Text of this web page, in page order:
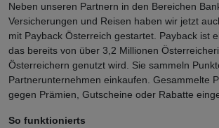
Neben unseren Partnern in den Bereichen
Versicherungen und Reisen haben wir jetzt
mit Payback Österreich gestartet. Payback ist
das bereits von über 3,2 Millionen
Österreichern genutzt wird. Sie sammeln
Partnerunternehmen einkaufen. Gesammelte
gegen Prämien, Gutscheine oder Rabatte
So funktionierts